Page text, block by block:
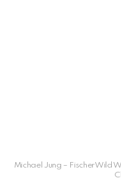
Michael Jung – FischerWild